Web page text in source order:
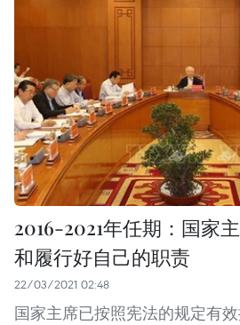
2016-2021年任期：国家
和履行好自己的职责
22/03/2021 02:48
国家主席已按照宪法的规定有